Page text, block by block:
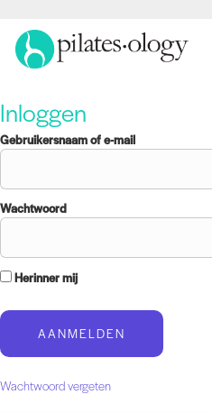
Inloggen
Gebruikersnaam of e-mail
Wachtwoord
Herinner mij
Wachtwoord vergeten